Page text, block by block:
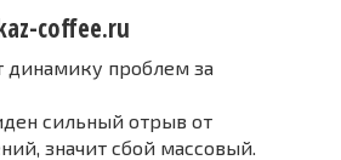
coffee.ru
динамику проблем за
сильный отрыв от
значит сбой массовый.